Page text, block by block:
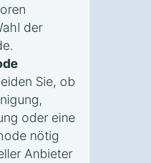
der
Sie, ob
oder eine
nötig
Anbieter